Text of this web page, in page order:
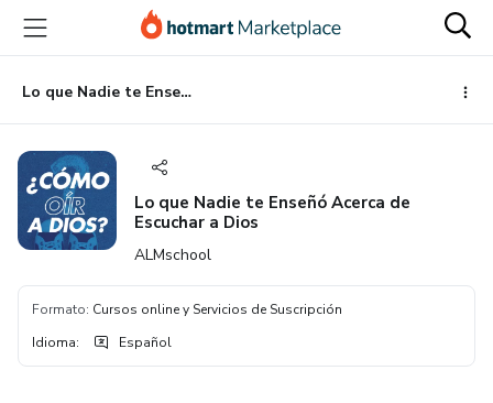
principal
página
de
página
Lo que Nadie te Enseñó Acerca de Escuchar a Dios
Lo que Nadie te Enseñó Acerca de
Escuchar a Dios
ALMschool
Formato: Cursos online y Servicios de Suscripción
Idioma: Español